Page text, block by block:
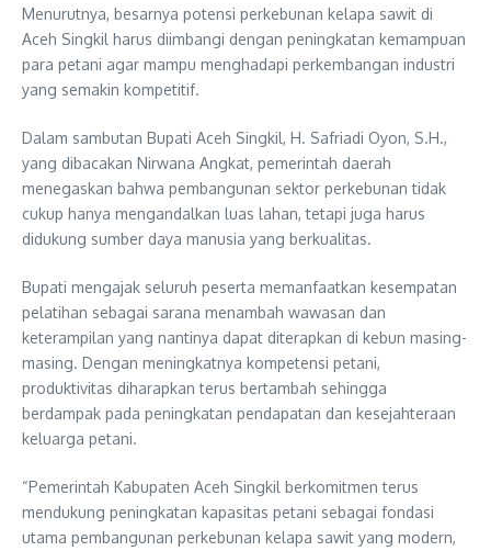
Menurutnya, besarnya potensi perkebunan kelapa sawit di
Aceh Singkil harus diimbangi dengan peningkatan kemampuan
para petani agar mampu menghadapi perkembangan industri
yang semakin kompetitif.
Dalam sambutan Bupati Aceh Singkil, H. Safriadi Oyon, S.H.,
yang dibacakan Nirwana Angkat, pemerintah daerah
menegaskan bahwa pembangunan sektor perkebunan tidak
cukup hanya mengandalkan luas lahan, tetapi juga harus
didukung sumber daya manusia yang berkualitas.
Bupati mengajak seluruh peserta memanfaatkan kesempatan
pelatihan sebagai sarana menambah wawasan dan
keterampilan yang nantinya dapat diterapkan di kebun masing-
masing. Dengan meningkatnya kompetensi petani,
produktivitas diharapkan terus bertambah sehingga
berdampak pada peningkatan pendapatan dan kesejahteraan
keluarga petani.
“Pemerintah Kabupaten Aceh Singkil berkomitmen terus
mendukung peningkatan kapasitas petani sebagai fondasi
utama pembangunan perkebunan kelapa sawit yang modern,